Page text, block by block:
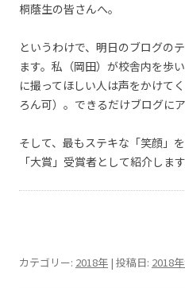
桐蔭生の皆さんへ。
というわけで、明日のブログの
ます。私（岡田）が校舎内を歩
に撮ってほしい人は声をかけて
ろん可）。できるだけブログにア
そして、最もステキな「笑顔」
「大賞」受賞者として紹介します
カテゴリー: 2018年 | 投稿日: 2018